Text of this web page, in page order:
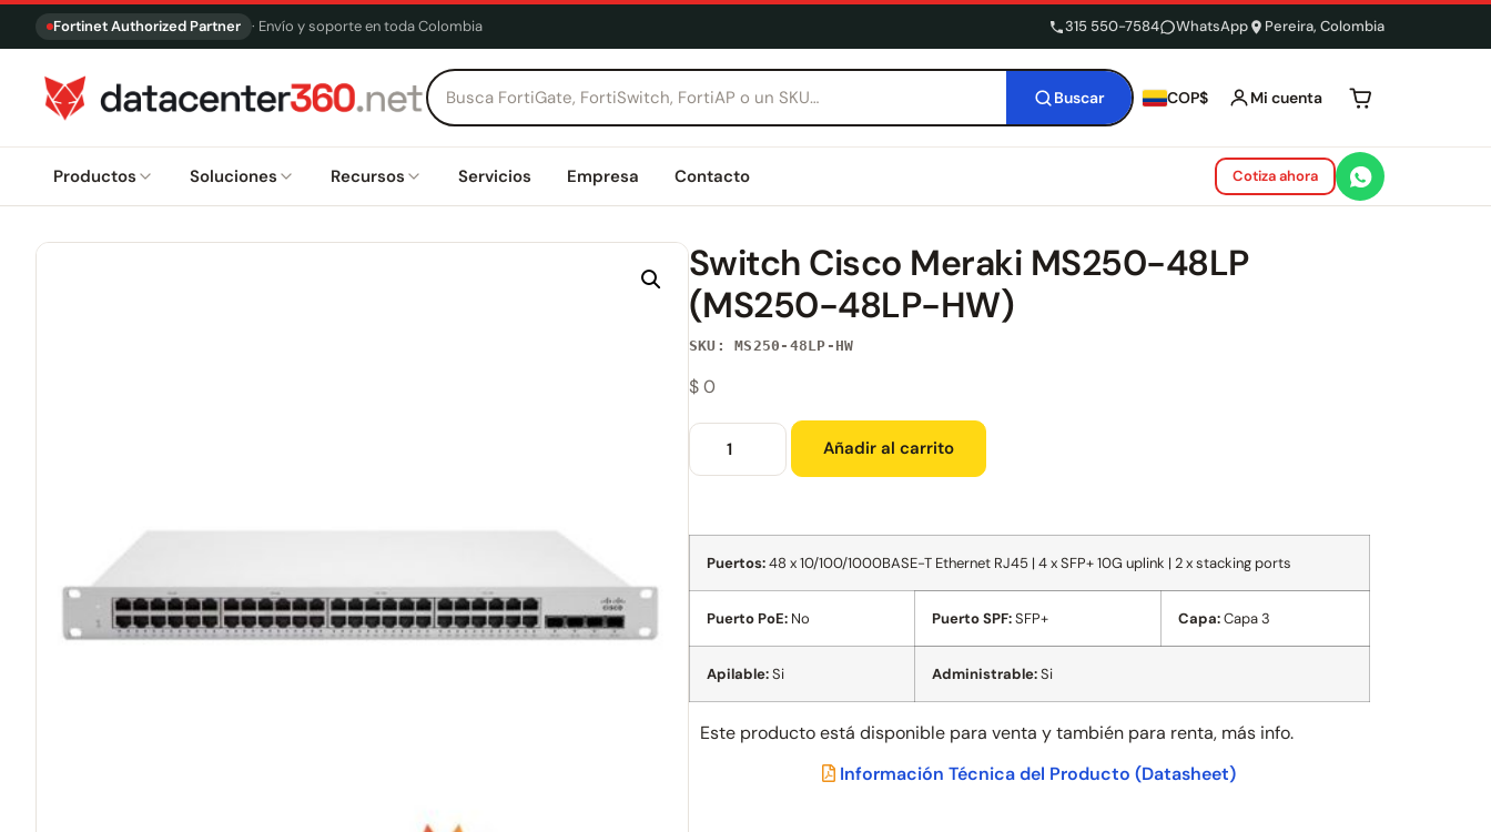
Fortinet Authorized Partner · Envío y soporte en toda Colombia 315 550-7584 WhatsApp Pereira, Colombia
Buscar COP$ Mi cuenta Tu carrito está
Productos Soluciones Recursos Servicios Empresa Contacto Cotiza ahora
Switch Cisco Meraki MS250-48LP
(MS250-48LP-HW)
SKU: MS250-48LP-HW
$0
Añadir al carrito
Puertos:48 x 10/100/1000BASE-T Ethernet RJ45 | 4 x SFP+ 10G uplink | 2 x stacking ports
Puerto PoE:No Puerto SPF:SFP+ Capa:Capa 3
Apilable:Si Administrable:Si
Este producto está disponible para venta y también para renta, más info.
Información Técnica del Producto(Datasheet)